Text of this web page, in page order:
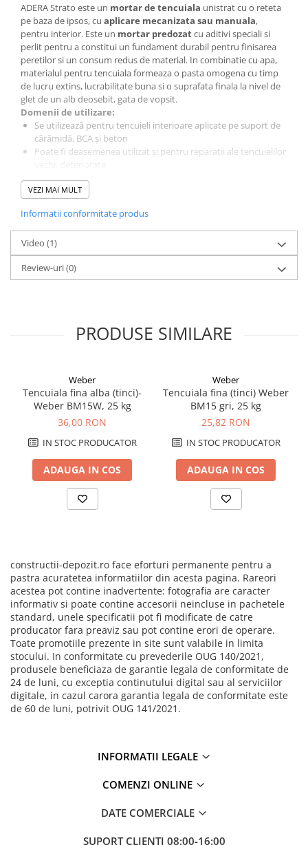
ADERA Strato este un mortar de tencuiala unistrat cu o reteta
pe baza de ipsos, cu aplicare mecanizata sau manuala,
pentru interior. Este un mortar predozatcu aditivi speciali si
perlit pentru a constitui un fundament durabil pentru finisarea
peretilor si un consum redus de material. In combinatie cu apa,
materialul pentru tencuiala formeaza o pasta omogena cu timp
de lucru extins, lucrabilitate buna si o suprafata finala la nivel de
glet de un alb deosebit, gata de vopsit.
Domenii de utilizare:
Se utilizează pentru tencuieli interioare aplicate pe suport de
cărămidă, BCA şi beton
Poate fi deasemenea utilizat şi pentru reparaţii ale tencuielilor
Suportul trebuie să fie uscat, desprăfuit și să nu prezinte pete
de ulei, eflorescenţe sau zone friabile
directe, și curenţi puternici
Se recomandă şi pentru utilizarea în băi şi bucătării
Avantaje:
Finisaj la nivel de glet, gata de vopsire
Grad de alb ridicat
Timp de lucru extins
VEZI MAI MULT
Informatii conformitate produs
Video (1)
Review-uri(0)
PRODUSE SIMILARE
Weber
Tencuiala fina alba (tinci)-
Weber BM15W, 25 kg
36,00 RON
IN STOC PRODUCATOR
ADAUGA IN COS
Weber
Tencuiala fina (tinci) Weber
BM15 gri, 25 kg
25,82 RON
IN STOC PRODUCATOR
ADAUGA IN COS
constructii-depozit.ro face eforturi permanente pentru a
pastra acuratetea informatiilor din acesta pagina. Rareori
acestea pot contine inadvertente: fotografia are caracter
informativ si poate contine accesorii neincluse in pachetele
standard, unele specificatii pot fi modificate de catre
producator fara preaviz sau pot contine erori de operare.
Toate promotiile prezente in site sunt valabile in limita
stocului. In conformitate cu prevederile OUG 140/2021,
produsele beneficiaza de garantie legala de conformitate de
24 de luni, cu exceptia continutului digital sau al serviciilor
digitale, in cazul carora garantia legala de conformitate este
de 60 de luni, potrivit OUG 141/2021.
INFORMATII LEGALE
COMENZI ONLINE
DATE COMERCIALE
SUPORT CLIENTI 08:00-16:00